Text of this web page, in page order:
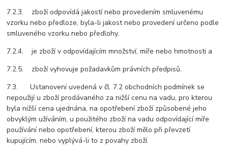
7.2.3. zboží odpovídá jakostí nebo provedením smluvenému
vzorku nebo předloze, byla-li jakost nebo provedení určeno podle
smluveného vzorku nebo předlohy,
7.2.4. je zboží v odpovídajícím množství, míře nebo hmotnosti a
7.2.5. zboží vyhovuje požadavkům právních předpisů.
7.3. Ustanovení uvedená v čl. 7.2 obchodních podmínek se
nepoužijí u zboží prodávaného za nižší cenu na vadu, pro kterou
byla nižší cena ujednána, na opotřebení zboží způsobené jeho
obvyklým užíváním, u použitého zboží na vadu odpovídající míře
používání nebo opotřebení, kterou zboží mělo při převzetí
kupujícím, nebo vyplývá-li to z povahy zboží.